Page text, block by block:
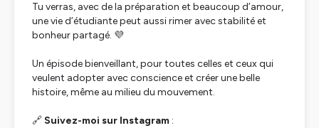
Tu verras, avec de la préparation et beaucoup d’amour,
une vie d’étudiante peut aussi rimer avec stabilité et
bonheur partagé. 💜
Un épisode bienveillant, pour toutes celles et ceux qui
veulent adopter avec conscience et créer une belle
histoire, même au milieu du mouvement.
🔗 Suivez-moi sur Instagram :